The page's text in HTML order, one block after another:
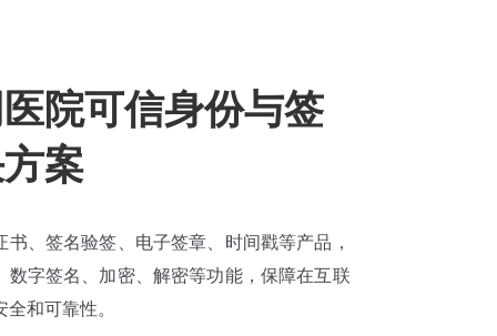
院可信身份与签
案
书、签名验签、电子签章、时间戳等产品，
数字签名、加密、解密等功能，保障在互联
和可靠性。